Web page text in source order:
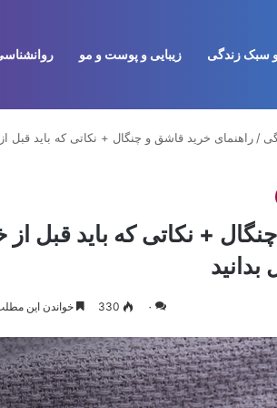
و سبک زندگی زیبایی و پوست و مو
/ راهنمای خرید قاشق و چنگال + نکاتی که باید قبل
+ نکاتی که باید قبل از
۰ 330 خواندن این مطلب 8 دقیقه زمان